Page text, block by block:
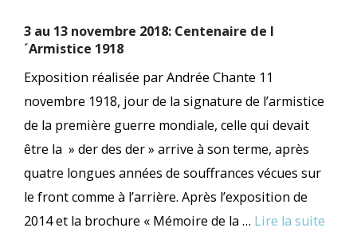
3 au 13 novembre 2018: Centenaire de l
´Armistice 1918
Exposition réalisée par Andrée Chante 11
novembre 1918, jour de la signature de l’armistice
de la première guerre mondiale, celle qui devait
être la » der des der » arrive à son terme, après
quatre longues années de souffrances vécues sur
le front comme à l’arrière. Après l’exposition de
2014 et la brochure « Mémoire de la … Lire la suite